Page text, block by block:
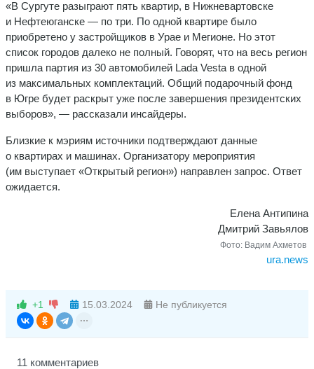
«В Сургуте разыграют пять квартир, в Нижневартовске
и Нефтеюганске — по три. По одной квартире было
приобретено у застройщиков в Урае и Мегионе. Но этот
список городов далеко не полный. Говорят, что на весь регион
пришла партия из 30 автомобилей Lada Vesta в одной
из максимальных комплектаций. Общий подарочный фонд
в Югре будет раскрыт уже после завершения президентских
выборов», — рассказали инсайдеры.
Близкие к мэриям источники подтверждают данные
о квартирах и машинах. Организатору мероприятия
(им выступает «Открытый регион») направлен запрос. Ответ
ожидается.
Елена Антипина
Дмитрий Завьялов
Фото: Вадим Ахметов
ura.news
+1 15.03.2024 Не публикуется
11 комментариев